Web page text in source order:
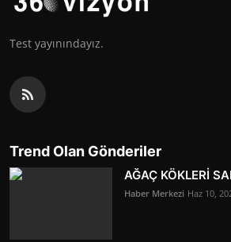
Test yayınındayız.
Trend Olan Gönderiler
AĞAÇ KÖKLERİ
Haber Merkezi Haz 10,